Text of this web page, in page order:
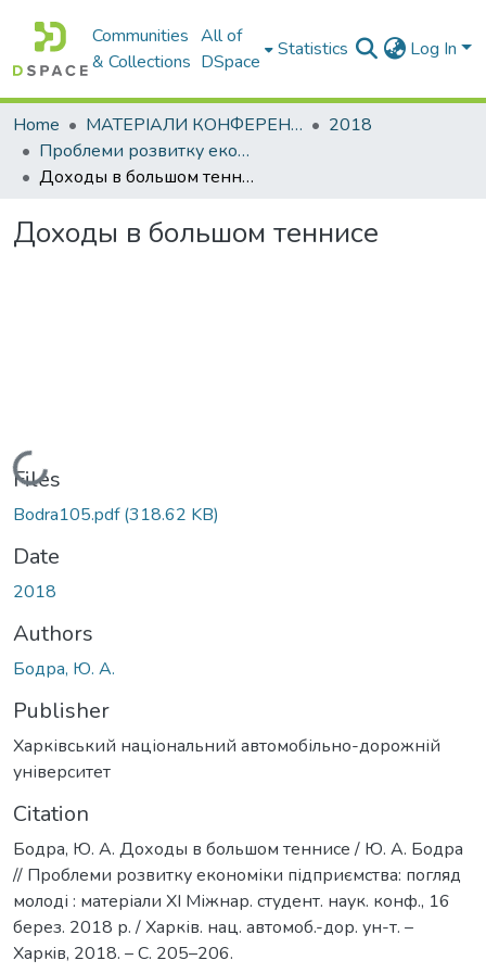
Communities
& Collections
All of
DSpace
Statistics Log In
Home МАТЕРІАЛИ КОНФЕРЕНЦІЙ
2018
Проблеми розвитку економіки підприємства: погляд молоді
Доходы в большом теннисе
Доходы в большом теннисе
Loading...
Files
Bodra105.pdf(318.62 KB)
Date
2018
Authors
Бодра, Ю. А.
Publisher
Харківський національний автомобільно-дорожній
університет
Citation
Бодра, Ю. А. Доходы в большом теннисе / Ю. А. Бодра
// Проблеми розвитку економіки підприємства: погляд
молоді : матеріали ХІ Міжнар. студент. наук. конф., 16
берез. 2018 р. / Харків. нац. автомоб.-дор. ун-т. –
Харкiв, 2018. – С. 205–206.